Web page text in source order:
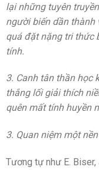
lại những tuyên
người biến dần thành
quá đặt nặng tri thức
tính.
3. Canh tân thần học
thắng lối giải thích
quên mất tính huyền
3. Quan niệm một
Tương tự như E.